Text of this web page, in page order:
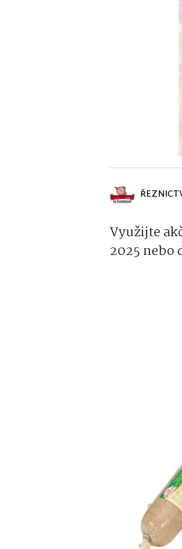
Využijte
2025 nebo